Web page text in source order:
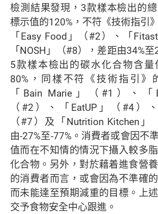
檢測結果發現，3款樣本檢出的
標示值的120%，不符《技術指引
「Easy Food」（#2）、「
「NOSH」（#8），差距由34%至
5款樣本檢出的碳水化合物含量
80%，同樣不符《技術指引》
「Bain Marie」（#1）、「
（#2）、「EatUP」（#4）、
（#7）及「Nutrition Kitchen
由-27%至-77%。消費者或會因不
值而在不知情的情況下攝入較多
化合物。另外，對於藉着進食營
的消費者而言，或會因為不準確
而未能達至預期減重的目標。上
交予食物安全中心跟進。